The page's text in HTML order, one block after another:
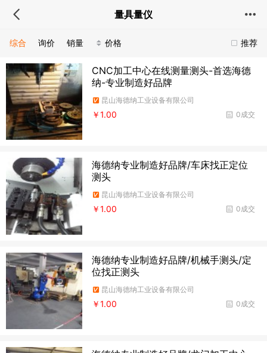
量具量仪
推荐
综合 询价 销量 价格
CNC加工中心在线测量测头-首选海德
纳-专业制造好品牌
昆山海德纳工业设备有限公司
0成交
￥1.00
海德纳专业制造好品牌/车床找正定位
测头
昆山海德纳工业设备有限公司
0成交
￥1.00
海德纳专业制造好品牌/机械手测头/定
位找正测头
昆山海德纳工业设备有限公司
0成交
￥1.00